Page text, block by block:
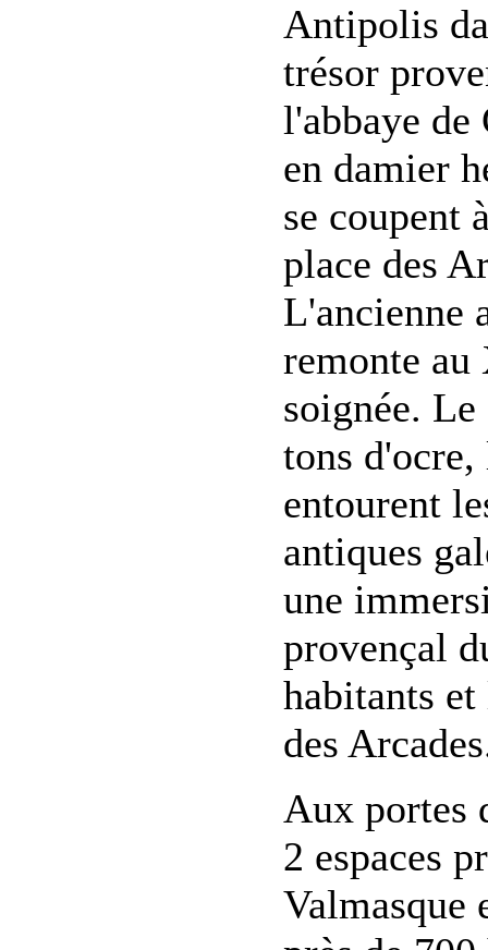
Antipolis
trésor
l'abbaye
en damier
se coupent
place des
L'ancienne
remonte au
soignée. Le
tons
entourent
antiques
une
provençal
habitants
des
Aux portes
2 espaces
Valmasque